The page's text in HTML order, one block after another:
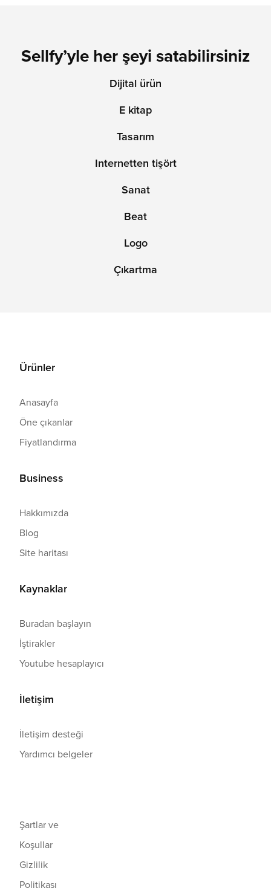
Sellfy’yle her şeyi satabilirsiniz
Dijital ürün
E kitap
Tasarım
Internetten tişört
Sanat
Beat
Logo
Çıkartma
Ürünler
Anasayfa
Öne çıkanlar
Fiyatlandırma
Business
Hakkımızda
Blog
Site haritası
Kaynaklar
Buradan başlayın
İştirakler
Youtube hesaplayıcı
İletişim
İletişim desteği
Yardımcı belgeler
Şartlar ve
Koşullar
Gizlilik
Politikası